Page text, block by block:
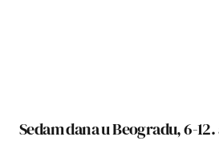
Sedam dana u Beogradu, 6-